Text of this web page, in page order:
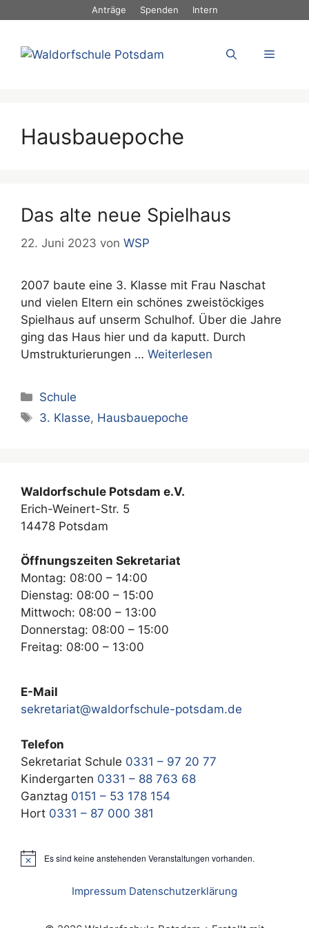
Anträge Spenden Intern
Menü
Hausbauepoche
Das alte neue Spielhaus
22. Juni 2023 von WSP
2007 baute eine 3. Klasse mit Frau Naschat
und vielen Eltern ein schönes zweistöckiges
Spielhaus auf unserm Schulhof. Über die Jahre
ging das Haus hier und da kaputt. Durch
Umstrukturierungen … Weiterlesen
Kategorien
Schule
Schlagwörter
3. Klasse, Hausbauepoche
Waldorfschule Potsdam e.V.
Erich-Weinert-Str. 5
14478 Potsdam
Öffnungszeiten Sekretariat
Montag: 08:00 – 14:00
Dienstag: 08:00 – 15:00
Mittwoch: 08:00 – 13:00
Donnerstag: 08:00 – 15:00
Freitag: 08:00 – 13:00
E-Mail
sekretariat@waldorfschule-potsdam.de
Telefon
Sekretariat Schule 0331 – 97 20 77
Kindergarten 0331 – 88 763 68
Ganztag 0151 – 53 178 154
Hort 0331 – 87 000 381
H
Es sind keine anstehenden Veranstaltungen vorhanden.
Impressum Datenschutzerklärung